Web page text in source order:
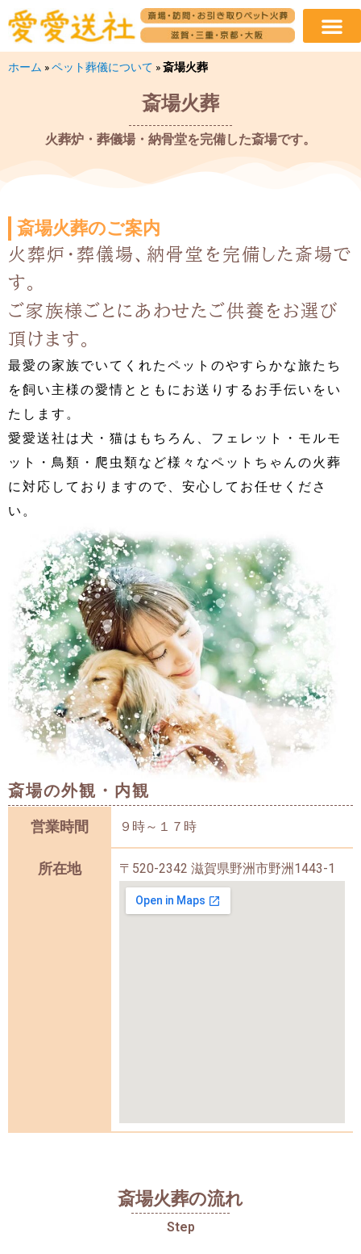
ホーム »ペット葬儀について »斎場火葬
斎場火葬
火葬炉・葬儀場・納骨堂を完備した斎場です。
斎場火葬のご案内
火葬炉・葬儀場、納骨堂を完備した斎場で
す。
ご家族様ごとにあわせたご供養をお選び
頂けます。
最愛の家族でいてくれたペットのやすらかな旅たち
を飼い主様の愛情とともにお送りするお手伝いをい
たします。
愛愛送社は犬・猫はもちろん、フェレット・モルモ
ット・鳥類・爬虫類など様々なペットちゃんの火葬
に対応しておりますので、安心してお任せくださ
い。
斎場の外観・内観
営業時間 ９時～１７時
所在地 〒520-2342 滋賀県野洲市野洲1443-1
斎場火葬の流れ
Step